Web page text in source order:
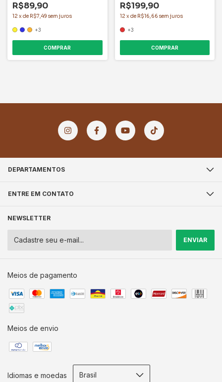
R$89,90
12 xde R$7,49 sem juros
+3
COMPRAR
R$199,90
12 xde R$16,66 sem juros
+3
COMPRAR
DEPARTAMENTOS
ENTRE EM CONTATO
NEWSLETTER
Meios de pagamento
Meios de envio
Idiomas e moedas